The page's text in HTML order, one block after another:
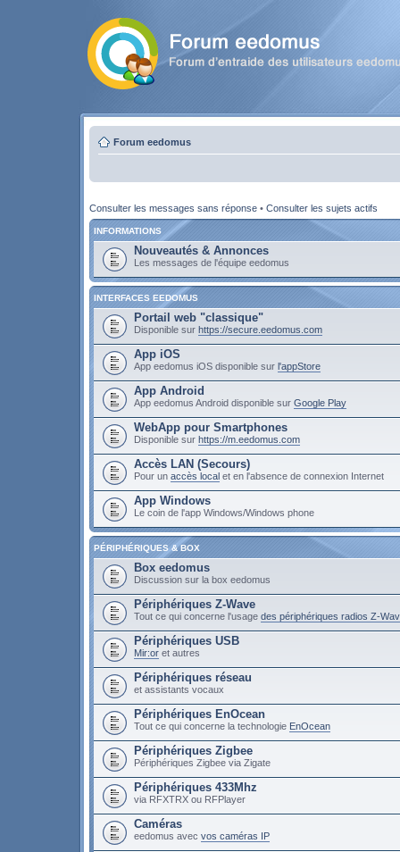
Forum eedomus
Consulter les messages sans réponse • Consulter les sujets actifs
INFORMATIONS
Nouveautés & Annonces
Les messages de l'équipe eedomus
INTERFACES EEDOMUS
Portail web "classique"
Disponible sur https://secure.eedomus.com
App iOS
App eedomus iOS disponible sur l'appStore
App Android
App eedomus Android disponible sur Google Play
WebApp pour Smartphones
Disponible sur https://m.eedomus.com
Accès LAN (Secours)
Pour un accès local et en l'absence de connexion Internet
App Windows
Le coin de l'app Windows/Windows phone
PÉRIPHÉRIQUES & BOX
Box eedomus
Discussion sur la box eedomus
Périphériques Z-Wave
Tout ce qui concerne l'usage des périphériques radios Z-
Périphériques USB
Mir:or et autres
Périphériques réseau
et assistants vocaux
Périphériques EnOcean
Tout ce qui concerne la technologie EnOcean
Périphériques Zigbee
Périphériques Zigbee via Zigate
Périphériques 433Mhz
via RFXTRX ou RFPlayer
Caméras
eedomus avec vos caméras IP